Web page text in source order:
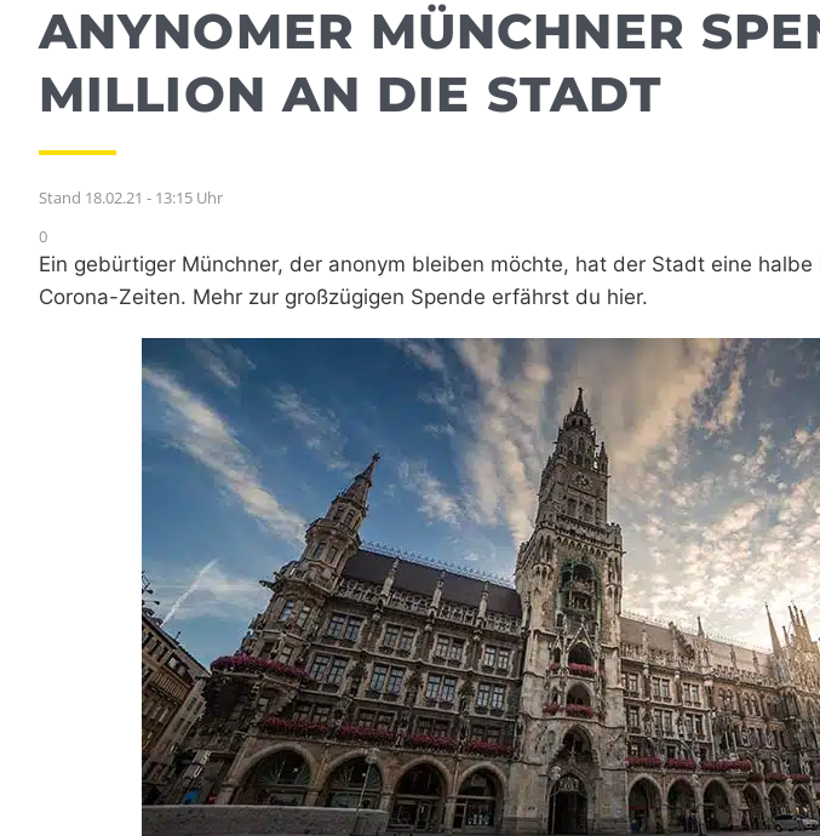
ANYNOMER MÜNCHNER
MILLION AN DIE STADT
Stand 18.02.21 - 13:15 Uhr
0
Ein gebürtiger Münchner, der anonym bleiben möchte, hat der Stadt eine
Corona-Zeiten. Mehr zur großzügigen Spende erfährst du hier.